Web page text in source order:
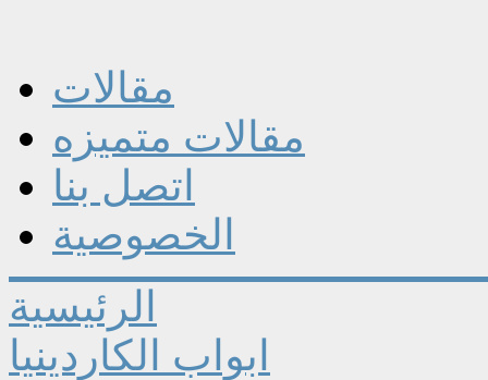
مقالات
مقالات متميزه
اتصل بنا
الخصوصية
الرئيسية
ابواب الكاردينيا